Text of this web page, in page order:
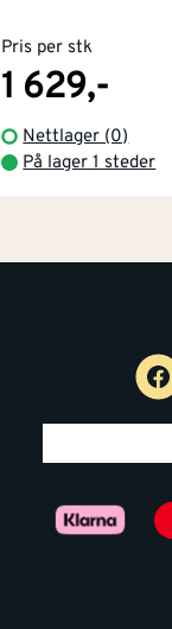
Pris per stk
1 629,-
Nettlager (0)
På lager 1 steder